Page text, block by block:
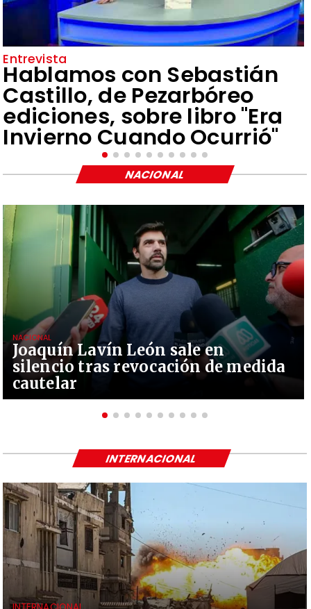
Entrevista
Hablamos con Sebastián
Castillo, de Pezarbóreo
ediciones, sobre libro "Era
Invierno Cuando Ocurrió"
Joaquín Lavín León sale en
silencio tras revocación de medida
cautelar
NACIONAL
NACIONAL
INTERNACIONAL